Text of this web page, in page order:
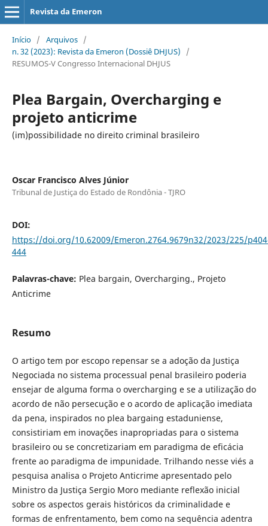
Revista da Emeron
Início / Arquivos /
n. 32 (2023): Revista da Emeron (Dossiê DHJUS)
/
RESUMOS-V Congresso Internacional DHJUS
Plea Bargain, Overcharging e
projeto anticrime
(im)possibilidade no direito criminal brasileiro
Oscar Francisco Alves Júnior
Tribunal de Justiça do Estado de Rondônia - TJRO
DOI:
https://doi.org/10.62009/Emeron.2764.9679n32/2023/225/
444
Palavras-chave: Plea bargain, Overcharging., Projeto
Anticrime
Resumo
O artigo tem por escopo repensar se a adoção da Justiça
Negociada no sistema processual penal brasileiro poderia
ensejar de alguma forma o overcharging e se a utilização do
acordo de não persecução e o acordo de aplicação imediata
da pena, inspirados no plea bargaing estaduniense,
consistiriam em inovações inapropriadas para o sistema
brasileiro ou se concretizariam em paradigma de eficácia
frente ao paradigma de impunidade. Trilhando nesse viés a
pesquisa analisa o Projeto Anticrime apresentado pelo
Ministro da Justiça Sergio Moro mediante reflexão inicial
sobre os aspectos gerais históricos da criminalidade e
formas de enfrentamento, bem como na sequência adentra